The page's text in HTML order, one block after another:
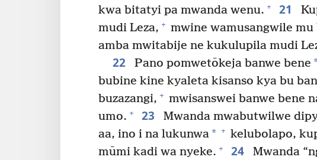
kwa bitatyi pa mwanda wenu. + 21
mudi Leza, + mwine wamusangwile mu
amba mwitabije ne kukulupila mudi
22 Pano pomwetōkeja banwe bene
bubine kine kyaleta kisanso kya bu
buzazangi, + mwisanswei banwe bene
umo. + 23 Mwanda mwabutwilwe
aa, ino i na lukunwa* + kelubolapo,
mūmi kadi wa nyeke. + 24 Mwanda